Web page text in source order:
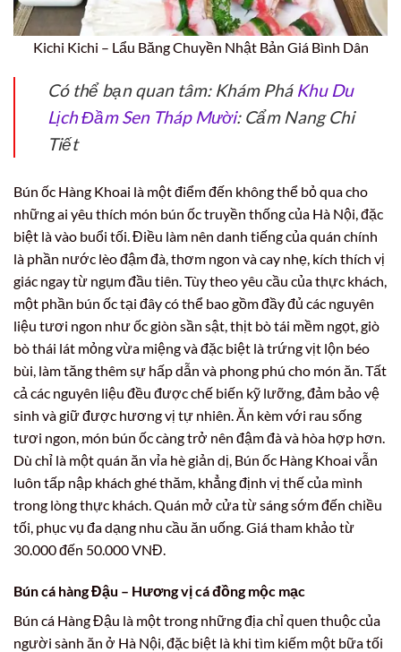
Kichi Kichi – Lẩu Băng Chuyền Nhật Bản Giá Bình Dân
Có thể bạn quan tâm: Khám Phá Khu Du
Lịch Đầm Sen Tháp Mười: Cẩm Nang Chi
Tiết
Bún ốc Hàng Khoai là một điểm đến không thể bỏ qua cho
những ai yêu thích món bún ốc truyền thống của Hà Nội, đặc
biệt là vào buổi tối. Điều làm nên danh tiếng của quán chính
là phần nước lèo đậm đà, thơm ngon và cay nhẹ, kích thích vị
giác ngay từ ngụm đầu tiên. Tùy theo yêu cầu của thực khách,
một phần bún ốc tại đây có thể bao gồm đầy đủ các nguyên
liệu tươi ngon như ốc giòn sần sật, thịt bò tái mềm ngọt, giò
bò thái lát mỏng vừa miệng và đặc biệt là trứng vịt lộn béo
bùi, làm tăng thêm sự hấp dẫn và phong phú cho món ăn. Tất
cả các nguyên liệu đều được chế biến kỹ lưỡng, đảm bảo vệ
sinh và giữ được hương vị tự nhiên. Ăn kèm với rau sống
tươi ngon, món bún ốc càng trở nên đậm đà và hòa hợp hơn.
Dù chỉ là một quán ăn vỉa hè giản dị, Bún ốc Hàng Khoai vẫn
luôn tấp nập khách ghé thăm, khẳng định vị thế của mình
trong lòng thực khách. Quán mở cửa từ sáng sớm đến chiều
tối, phục vụ đa dạng nhu cầu ăn uống. Giá tham khảo từ
30.000 đến 50.000 VNĐ.
Bún cá hàng Đậu – Hương vị cá đồng mộc mạc
Bún cá Hàng Đậu là một trong những địa chỉ quen thuộc của
người sành ăn ở Hà Nội, đặc biệt là khi tìm kiếm một bữa tối